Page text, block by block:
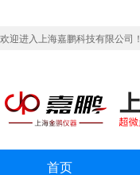
欢迎进入上海嘉鹏科技有限公司！
首页